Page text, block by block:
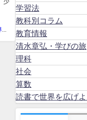
少
中学受験指導スタジオキャンパス
学習法
教科別コラム
教育情報
清水章弘・学びの旅
理科
社会
算数
読書で世界を広げよ